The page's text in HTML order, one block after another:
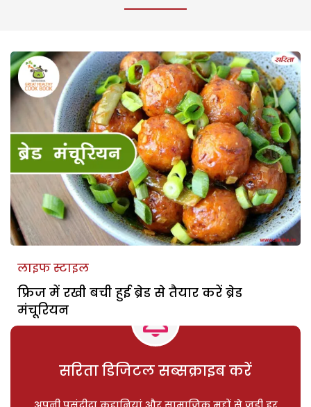
लाइफ स्टाइल
फ्रिज में रखी बची हुई ब्रेड से तैयार करें ब्रेड
मंचूरियन
सरिता डिजिटल सब्सक्राइब करें